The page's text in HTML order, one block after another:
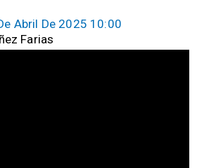
Abril De 2025 10:00
Farias